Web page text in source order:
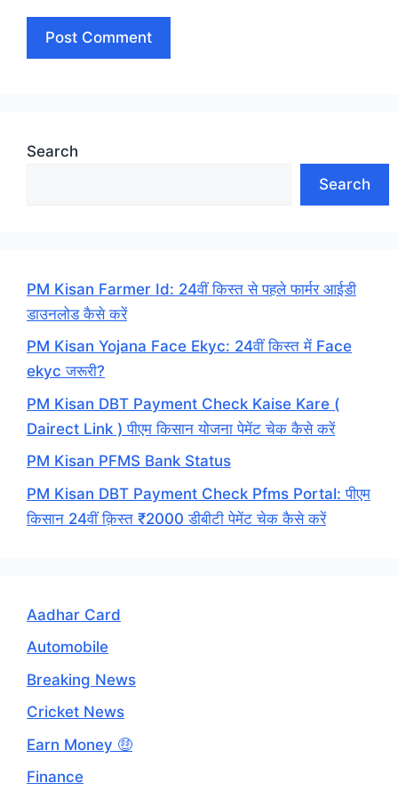
Search
Search
PM Kisan Farmer Id: 24वीं किस्त से पहले फार्मर आईडी
डाउनलोड कैसे करें
PM Kisan Yojana Face Ekyc: 24वीं किस्त में Face
ekyc जरूरी?
PM Kisan DBT Payment Check Kaise Kare (
Dairect Link ) पीएम किसान योजना पेमेंट चेक कैसे करें
PM Kisan PFMS Bank Status
PM Kisan DBT Payment Check Pfms Portal: पीएम
किसान 24वीं क़िस्त ₹2000 डीबीटी पेमेंट चेक कैसे करें
Aadhar Card
Automobile
Breaking News
Cricket News
Earn Money 🤑
Finance